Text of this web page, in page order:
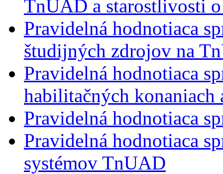
TnUAD a starostlivosti
Pravidelná hodnotiaca
študijných zdrojov na
Pravidelná hodnotiaca
habilitačných konaniach
Pravidelná hodnotiaca
Pravidelná hodnotiaca
systémov TnUAD